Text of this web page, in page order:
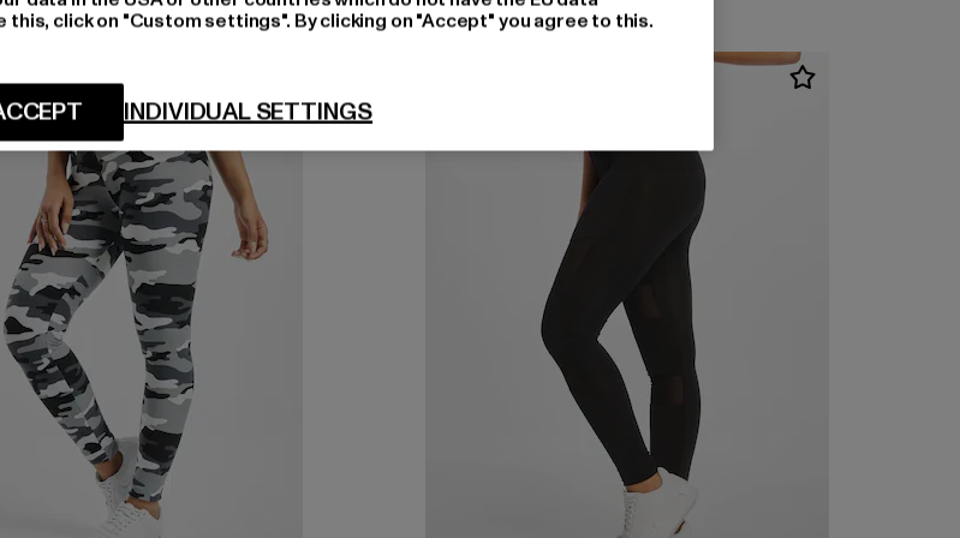
click on "Custom settings". By clicking on "Accept" you agree to this.
INDIVIDUAL SETTINGS